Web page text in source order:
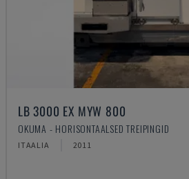
LB 3000 EX MYW 800
OKUMA - HORISONTAALSED TREIPINGID
ITAALIA 2011